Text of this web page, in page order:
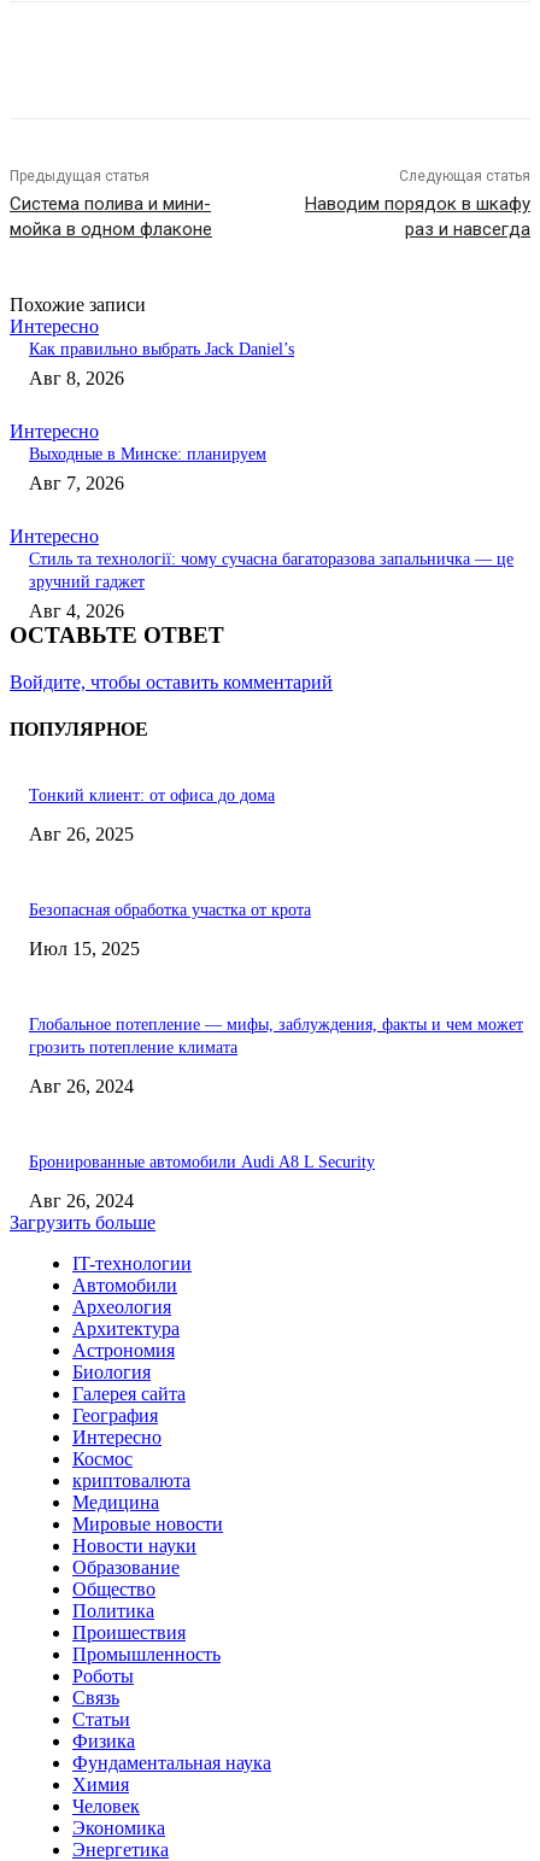
Предыдущая статья
Система полива и мини-
мойка в одном флаконе
Следующая статья
Наводим порядок в шкафу
раз и навсегда
Похожие записи
Интересно
Как правильно выбрать Jack Daniel’s
Авг 8, 2026
Интересно
Выходные в Минске: планируем
Авг 7, 2026
Интересно
Стиль та технології: чому сучасна багаторазова запальничка — це
зручний гаджет
Авг 4, 2026
ОСТАВЬТЕ ОТВЕТ
Войдите, чтобы оставить комментарий
ПОПУЛЯРНОЕ
Тонкий клиент: от офиса до дома
Авг 26, 2025
Безопасная обработка участка от крота
Июл 15, 2025
Глобальное потепление — мифы, заблуждения, факты и чем может
грозить потепление климата
Авг 26, 2024
Бронированные автомобили Audi A8 L Security
Авг 26, 2024
Загрузить больше
IT-технологии
Автомобили
Археология
Архитектура
Астрономия
Биология
Галерея сайта
География
Интересно
Космос
криптовалюта
Медицина
Мировые новости
Новости науки
Образование
Общество
Политика
Проишествия
Промышленность
Роботы
Связь
Статьи
Физика
Фундаментальная наука
Химия
Человек
Экономика
Энергетика